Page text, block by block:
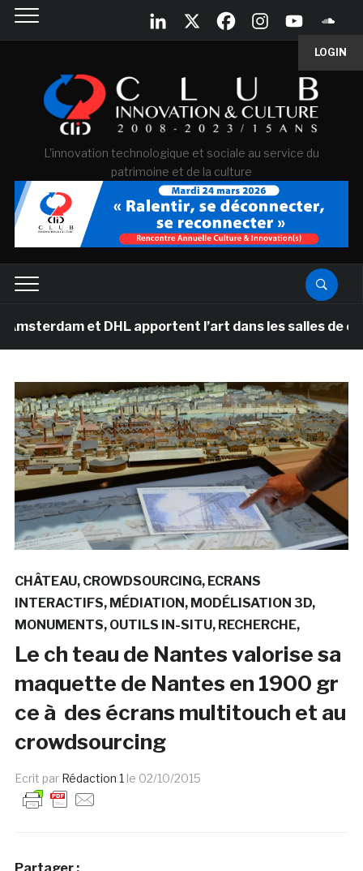
LOGIN
L'innovation technologique et sociale au service du
patrimoine et de la culture
et DHL apportent l’art dans les salles de classe
CHÂTEAU CROWDSOURCING ECRANS
INTERACTIFS MÉDIATION MODÉLISATION 3D
MONUMENTS OUTILS IN-SITU RECHERCHE
Le ch teau de Nantes valorise sa
maquette de Nantes en 1900 gr
ce à des écrans multitouch et au
crowdsourcing
Ecrit par Rédaction 1 le 02/10/2015
Partager :